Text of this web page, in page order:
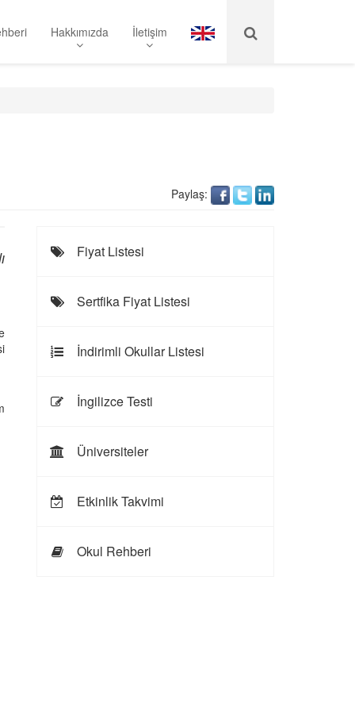
Hakkımızda İletişim
Paylaş:
Fiyat Listesi
Sertfika Fiyat Listesi
İndirimli Okullar Listesi
İngilizce Testi
Üniversiteler
Etkinlik Takvimi
Okul Rehberi